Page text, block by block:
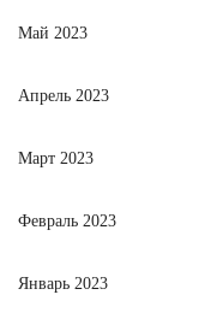
Май 2023
Апрель 2023
Март 2023
Февраль 2023
Январь 2023